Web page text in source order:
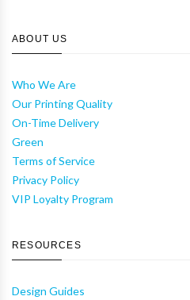
ABOUT US
Who We Are
Our Printing Quality
On-Time Delivery
Green
Terms of Service
Privacy Policy
VIP Loyalty Program
RESOURCES
Design Guides